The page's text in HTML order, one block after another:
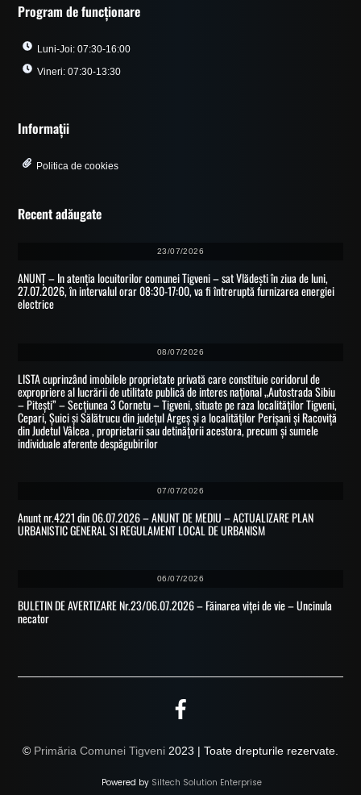
Program de funcționare
Luni-Joi: 07:30-16:00
Vineri: 07:30-13:30
Informații
Politica de cookies
Recent adăugate
23/07/2026
ANUNȚ – In atenția locuitorilor comunei Tigveni – sat Vlădești în ziua de luni,
27.07.2026, în intervalul orar 08:30-17:00, va fi întreruptă furnizarea energiei
electrice
08/07/2026
LISTA cuprinzând imobilele proprietate privată care constituie coridorul de
expropriere al lucrării de utilitate publică de interes național „Autostrada Sibiu
– Pitești” – Secțiunea 3 Cornetu – Tigveni, situate pe raza localităților Tigveni,
Cepari, Șuici și Sălătrucu din județul Argeș și a localităților Perișani și Racoviță
din Judetul Vâlcea , proprietarii sau detinățorii acestora, precum și sumele
individuale aferente despăgubirilor
07/07/2026
Anunt nr.4221 din 06.07.2026 – ANUNT DE MEDIU – ACTUALIZARE PLAN
URBANISTIC GENERAL SI REGULAMENT LOCAL DE URBANISM
06/07/2026
BULETIN DE AVERTIZARE Nr.23/06.07.2026 – Făinarea viței de vie – Uncinula
necator
© Primăria Comunei Tigveni 2023 | Toate drepturile rezervate.
Powered by Siltech Solution Enterprise